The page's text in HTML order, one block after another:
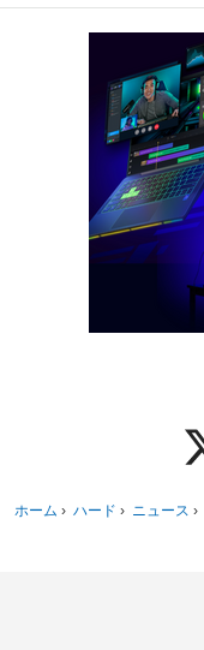
ホーム › ハード › ニュース ›